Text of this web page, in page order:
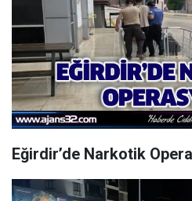
Eğirdir’de Narkotik